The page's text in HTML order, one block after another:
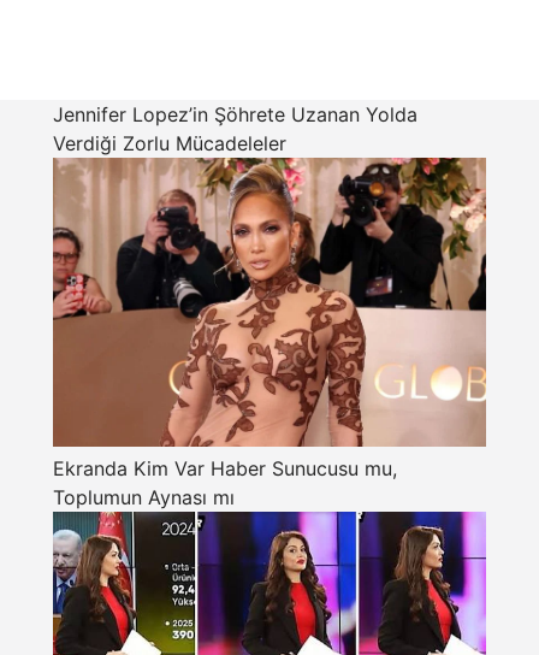
Jennifer Lopez’in Şöhrete Uzanan Yolda
Verdiği Zorlu Mücadeleler
Ekranda Kim Var Haber Sunucusu mu,
Toplumun Aynası mı